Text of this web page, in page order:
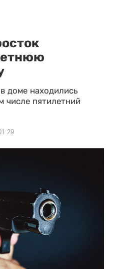
доме находились
числе пятилетний